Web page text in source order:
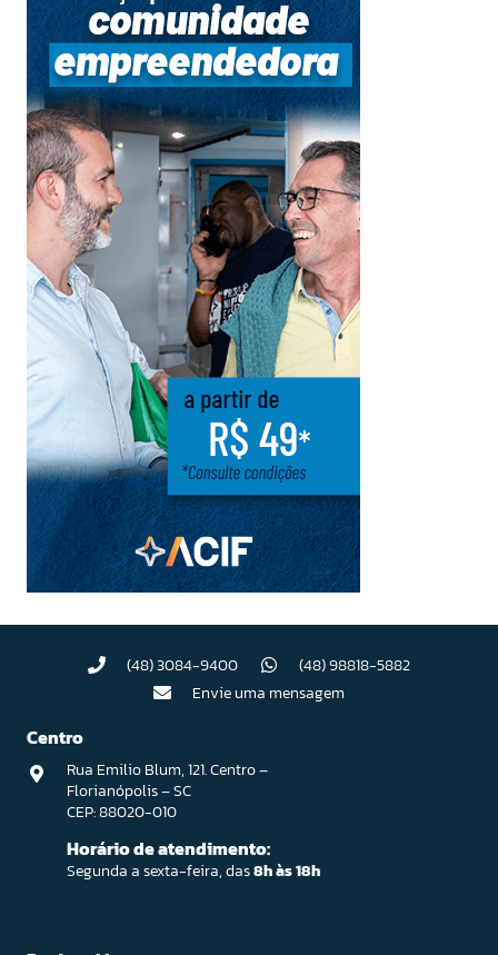
(48) 3084-9400
(48) 98818-5882
Envie uma mensagem
Centro
Rua Emilio Blum, 121. Centro –
Florianópolis – SC
CEP: 88020-010
Horário de atendimento:
Segunda a sexta-feira, das8h às 18h